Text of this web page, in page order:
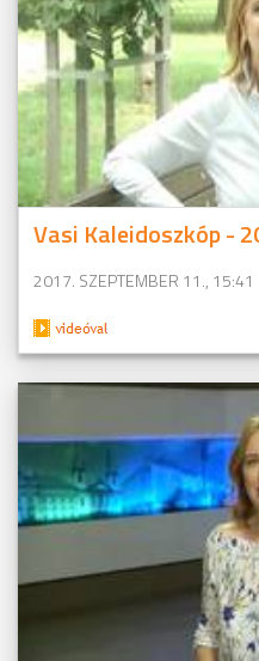
Vasi Kaleidoszkóp -
2017. SZEPTEMBER 11., 15:41